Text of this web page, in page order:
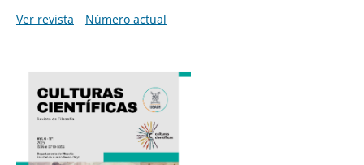
Ver revista
Número actual